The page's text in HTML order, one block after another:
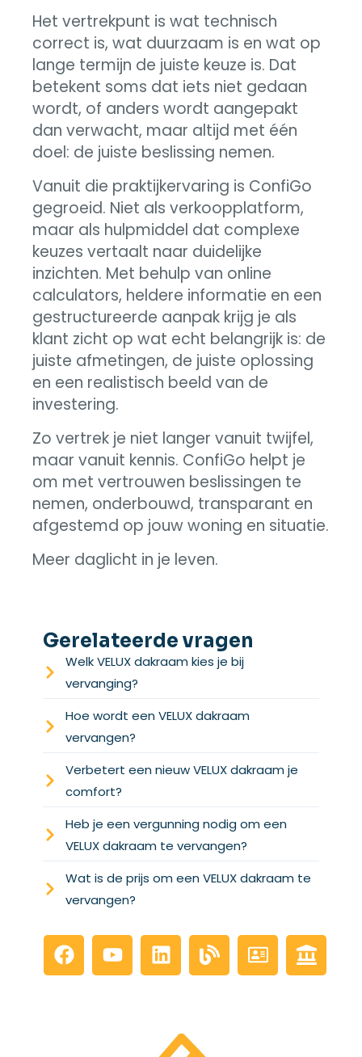
Het vertrekpunt is wat technisch
correct is, wat duurzaam is en wat op
lange termijn de juiste keuze is. Dat
betekent soms dat iets niet gedaan
wordt, of anders wordt aangepakt
dan verwacht, maar altijd met één
doel: de juiste beslissing nemen.
Vanuit die praktijkervaring is ConfiGo
gegroeid. Niet als verkoopplatform,
maar als hulpmiddel dat complexe
keuzes vertaalt naar duidelijke
inzichten. Met behulp van online
calculators, heldere informatie en een
gestructureerde aanpak krijg je als
klant zicht op wat echt belangrijk is: de
juiste afmetingen, de juiste oplossing
en een realistisch beeld van de
investering.
Zo vertrek je niet langer vanuit twijfel,
maar vanuit kennis. ConfiGo helpt je
om met vertrouwen beslissingen te
nemen, onderbouwd, transparant en
afgestemd op jouw woning en situatie.
Meer daglicht in je leven.
Gerelateerde vragen
Welk VELUX dakraam kies je bij
vervanging?
Hoe wordt een VELUX dakraam
vervangen?
Verbetert een nieuw VELUX dakraam je
comfort?
Heb je een vergunning nodig om een
VELUX dakraam te vervangen?
Wat is de prijs om een VELUX dakraam te
vervangen?